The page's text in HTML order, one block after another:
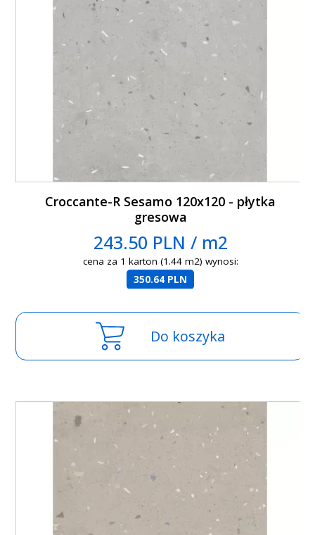
Croccante-R Sesamo 120x120 - płytka
gresowa
243.50 PLN / m2
cena za 1 karton (1.44 m2) wynosi:
350.64 PLN
Do koszyka